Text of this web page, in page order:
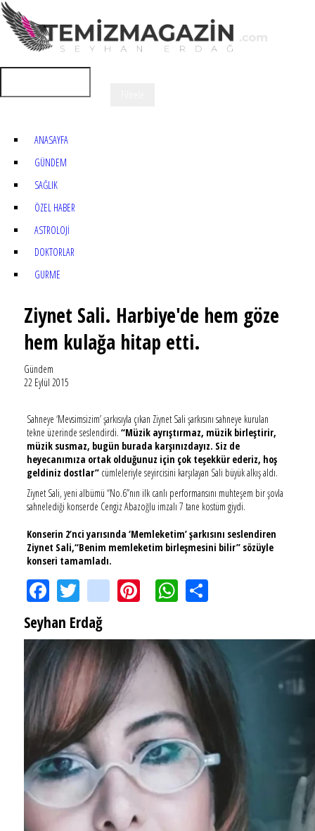
ANASAYFA
GÜNDEM
SAĞLIK
ÖZEL HABER
ASTROLOJİ
DOKTORLAR
GURME
Ziynet Sali. Harbiye'de hem göze
hem kulağa hitap etti.
Gündem
22 Eylül 2015
Sahneye ‘Mevsimsizim’ şarkısıyla çıkan Ziynet Sali şarkısını sahneye kurulan
tekne üzerinde seslendirdi. “Müzik ayrıştırmaz, müzik birleştirir,
müzik susmaz, bugün burada karşınızdayız. Siz de
heyecanımıza ortak olduğunuz için çok teşekkür ederiz, hoş
geldiniz dostlar”cümleleriyle seyircisini karşılayan Sali büyük alkış aldı.
Ziynet Sali, yeni albümü “No.6”nın ilk canlı performansını muhteşem bir şovla
sahnelediği konserde Cengiz Abazoğlu imzalı 7 tane kostüm giydi.
Konserin 2’nci yarısında ‘Memleketim’ şarkısını seslendiren
Ziynet Sali,“Benim memleketim birleşmesini bilir” sözüyle
konseri tamamladı.
FacebookTwitterinstagramPinterestWhatsApp
Seyhan Erdağ
SEYHAN ERDAĞ YAZDI: Peki Mehmet Ali Erbil bu evliliği neden yaptı?